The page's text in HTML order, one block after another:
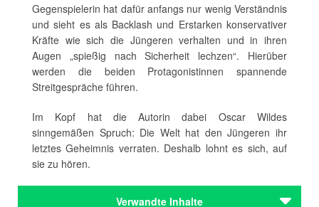
Gegenspielerin hat dafür anfangs nur wenig Verständnis
und sieht es als Backlash und Erstarken konservativer
Kräfte wie sich die Jüngeren verhalten und in ihren
Augen „spießig nach Sicherheit lechzen“. Hierüber
werden die beiden Protagonistinnen spannende
Streitgespräche führen.
Im Kopf hat die Autorin dabei Oscar Wildes
sinngemäßen Spruch: Die Welt hat den Jüngeren ihr
letztes Geheimnis verraten. Deshalb lohnt es sich, auf
sie zu hören.
Verwandte Inhalte